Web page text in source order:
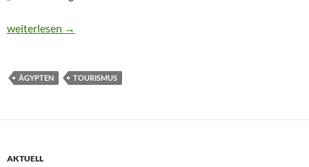
CTOUR vor Ort: Ägypten im Umbruch – Impressionen aus dem
weiterlesen →
ÄGYPTEN TOURISMUS
AKTUELL